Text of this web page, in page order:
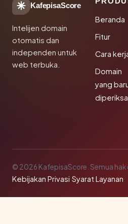
KafepisaScore
Intelijen domain
otomatis dan
independen untuk
web terbuka.
Beranda
Fitur
Cara
Domain
yang
diperiksa
© 2026 KafepisaScore. Semua hak
Kebijakan Privasi·Syarat Layanan